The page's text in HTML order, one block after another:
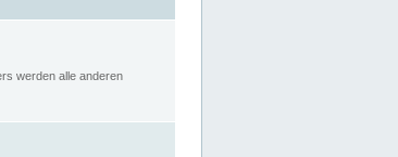
werden alle anderen